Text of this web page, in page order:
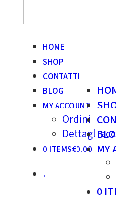
HOME
SHOP
CONTATTI
BLOG
MY ACCOUNT
Ordini
Dettagli
0 ITEMS€0.00 MY
0